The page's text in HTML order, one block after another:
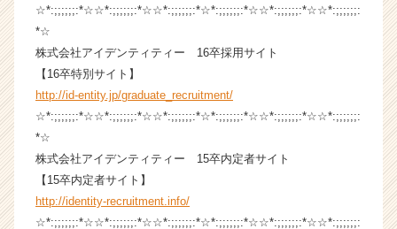
☆*:;;;;;;:*☆☆*:;;;;;;:*☆☆*:;;;;;;:*☆*:;;;;;;:*☆☆*:;;;;;;:*☆☆*:;;;;;;:
*☆
株式会社アイデンティティー 16卒採用サイト
【16卒特別サイト】
http://id-entity.jp/graduate_recruitment/
☆*:;;;;;;:*☆☆*:;;;;;;:*☆☆*:;;;;;;:*☆*:;;;;;;:*☆☆*:;;;;;;:*☆☆*:;;;;;;:
*☆
株式会社アイデンティティー 15卒内定者サイト
【15卒内定者サイト】
http://identity-recruitment.info/
☆*:;;;;;;:*☆☆*:;;;;;;:*☆☆*:;;;;;;:*☆*:;;;;;;:*☆☆*:;;;;;;:*☆☆*:;;;;;;: